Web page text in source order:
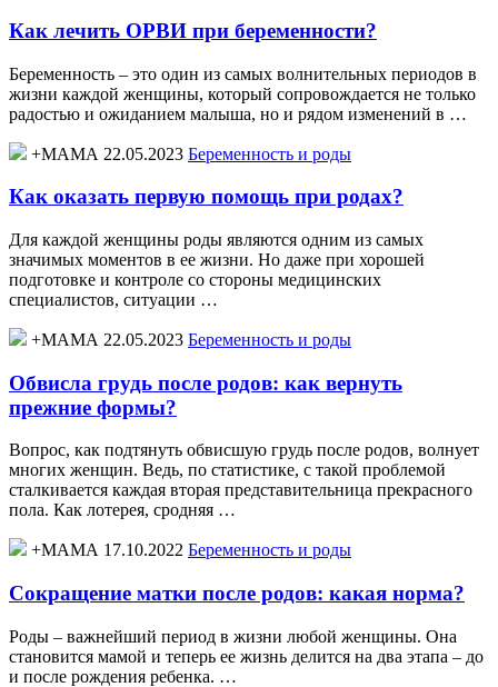
Как лечить ОРВИ при беременности?
Беременность – это один из самых волнительных периодов в
жизни каждой женщины, который сопровождается не только
радостью и ожиданием малыша, но и рядом изменений в …
+МАМА 22.05.2023 Беременность и роды
Как оказать первую помощь при родах?
Для каждой женщины роды являются одним из самых
значимых моментов в ее жизни. Но даже при хорошей
подготовке и контроле со стороны медицинских
специалистов, ситуации …
+МАМА 22.05.2023 Беременность и роды
Обвисла грудь после родов: как вернуть
прежние формы?
Вопрос, как подтянуть обвисшую грудь после родов, волнует
многих женщин. Ведь, по статистике, с такой проблемой
сталкивается каждая вторая представительница прекрасного
пола. Как лотерея, сродняя …
+МАМА 17.10.2022 Беременность и роды
Сокращение матки после родов: какая норма?
Роды – важнейший период в жизни любой женщины. Она
становится мамой и теперь ее жизнь делится на два этапа – до
и после рождения ребенка. …